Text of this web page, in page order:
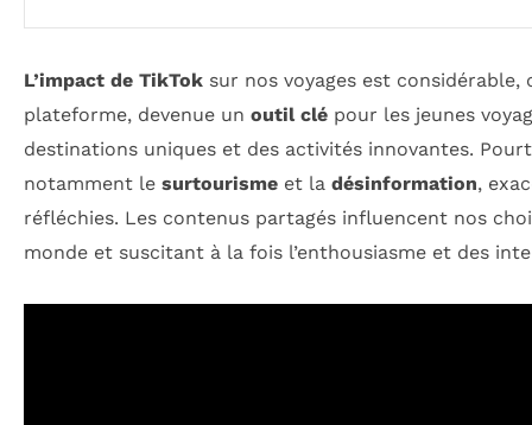
L’impact de TikTok sur nos voyages est
plateforme, devenue un outil clé pour les jeunes
destinations uniques et des activités innovantes.
notamment le surtourisme et la désinformation,
réfléchies. Les contenus partagés influencent nos
monde et suscitant à la fois l’enthousiasme et des